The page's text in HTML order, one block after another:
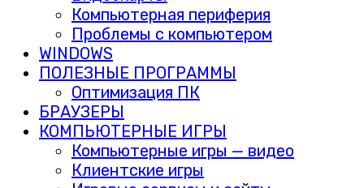
Компьютерная периферия
Проблемы с компьютером
WINDOWS
ПОЛЕЗНЫЕ ПРОГРАММЫ
Оптимизация ПК
БРАУЗЕРЫ
КОМПЬЮТЕРНЫЕ ИГРЫ
Компьютерные игры — видео
Клиентские игры